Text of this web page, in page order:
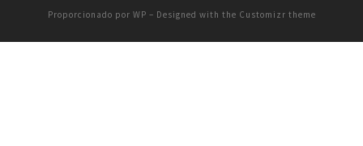
Proporcionado por WP – Designed with the Customizr theme